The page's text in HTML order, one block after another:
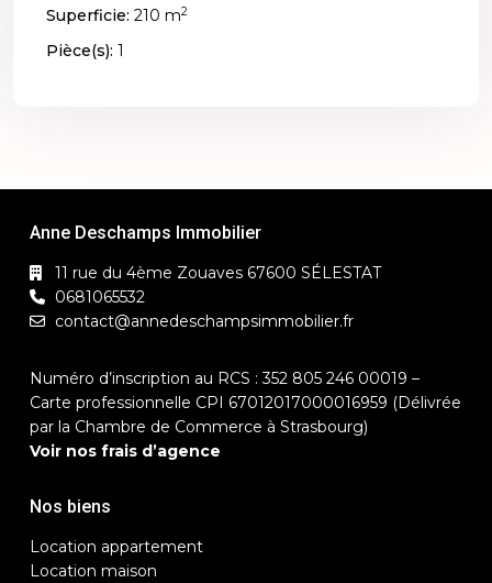
Superficie: 210 m2
Pièce(s): 1
Anne Deschamps Immobilier
11 rue du 4ème Zouaves 67600 SÉLESTAT
0681065532
contact@annedeschampsimmobilier.fr
Numéro d’inscription au RCS : 352 805 246 00019 –
Carte professionnelle CPI 67012017000016959 (Délivrée
par la Chambre de Commerce à Strasbourg)
Voir nos frais d’agence
Nos biens
Location appartement
Location maison